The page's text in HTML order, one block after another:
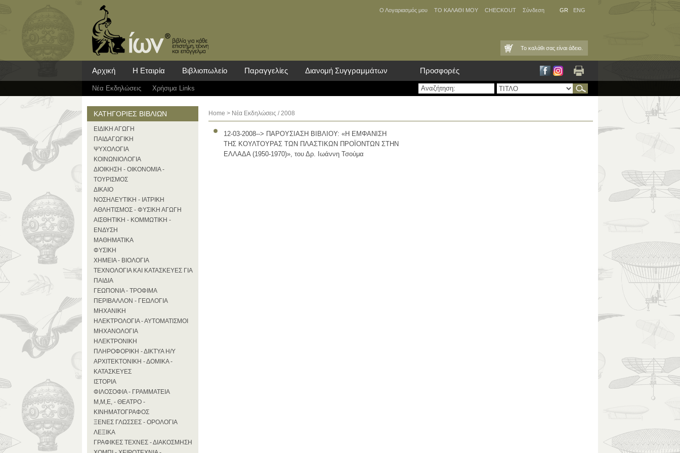
Ο Λογαριασμός μου ΤΟ ΚΑΛΑΘΙ ΜΟΥ CHECKOUT Σύνδεση GR ENG
Το καλάθι σας είναι άδειο.
Αρχική Η Εταιρία Βιβλιοπωλείο Παραγγελίες Διανομή Συγγραμμάτων Προσφορές
Νέα Eκδηλώσεις Χρήσιμα Links
ΚΑΤΗΓΟΡΙΕΣ ΒΙΒΛΙΩΝ
ΕΙΔΙΚΗ ΑΓΩΓΗ
ΠΑΙΔΑΓΩΓΙΚΗ
ΨΥΧΟΛΟΓΙΑ
ΚΟΙΝΩΝΙΟΛΟΓΙΑ
ΔΙΟΙΚΗΣΗ - ΟΙΚΟΝΟΜΙΑ -
ΤΟΥΡΙΣΜΟΣ
ΔΙΚΑΙΟ
ΝΟΣΗΛΕΥΤΙΚΗ - ΙΑΤΡΙΚΗ
ΑΘΛΗΤΙΣΜΟΣ - ΦΥΣΙΚΗ ΑΓΩΓΗ
ΑΙΣΘΗΤΙΚΗ - ΚΟΜΜΩΤΙΚΗ -
ΕΝΔΥΣΗ
ΜΑΘΗΜΑΤΙΚΑ
ΦΥΣΙΚΗ
ΧΗΜΕΙΑ - ΒΙΟΛΟΓΙΑ
ΤΕΧΝΟΛΟΓΙΑ ΚΑΙ ΚΑΤΑΣΚΕΥΕΣ ΓΙΑ
ΠΑΙΔΙΑ
ΓΕΩΠΟΝΙΑ - ΤΡΟΦΙΜΑ
ΠΕΡΙΒΑΛΛΟΝ - ΓΕΩΛΟΓΙΑ
ΜΗΧΑΝΙΚΗ
ΗΛΕΚΤΡΟΛΟΓΙΑ - ΑΥΤΟΜΑΤΙΣΜΟΙ
ΜΗΧΑΝΟΛΟΓΙΑ
ΗΛΕΚΤΡΟΝΙΚΗ
ΠΛΗΡΟΦΟΡΙΚΗ - ΔΙΚΤΥΑ Η/Υ
ΑΡΧΙΤΕΚΤΟΝΙΚΗ - ΔΟΜΙΚΑ -
ΚΑΤΑΣΚΕΥΕΣ
ΙΣΤΟΡΙΑ
ΦΙΛΟΣΟΦΙΑ - ΓΡΑΜΜΑΤΕΙΑ
Μ,Μ,Ε, - ΘΕΑΤΡΟ -
ΚΙΝΗΜΑΤΟΓΡΑΦΟΣ
ΞΕΝΕΣ ΓΛΩΣΣΕΣ - ΟΡΟΛΟΓΙΑ
ΛΕΞΙΚΑ
ΓΡΑΦΙΚΕΣ ΤΕΧΝΕΣ - ΔΙΑΚΟΣΜΗΣΗ
Home > Νέα Eκδηλώσεις / 2008
12-03-2008--> ΠΑΡΟΥΣΙΑΣΗ ΒΙΒΛΙΟΥ: «Η ΕΜΦΑΝΙΣΗ
ΤΗΣ ΚΟΥΛΤΟΥΡΑΣ ΤΩΝ ΠΛΑΣΤΙΚΩΝ ΠΡΟΪΟΝΤΩΝ ΣΤΗΝ
ΕΛΛΑΔΑ (1950-1970)», του Δρ. Ιωάννη Τσούμα